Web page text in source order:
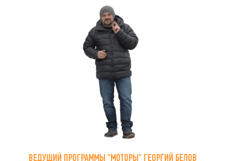
ВЕДУЩИЙ ПРОГРАММЫ "МОТОРЫ" ГЕОРГИЙ БЕЛОВ